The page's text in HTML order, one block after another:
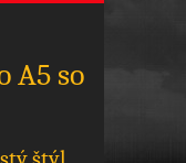
A5 so